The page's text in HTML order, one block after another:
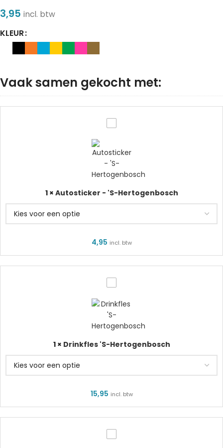
3,95 incl. btw
KLEUR
Vaak samen gekocht met:
Hertogenbosch
1× Autosticker - 'S-Hertogenbosch
4,95 incl. btw
1× Drinkfles 'S-Hertogenbosch
15,95 incl. btw